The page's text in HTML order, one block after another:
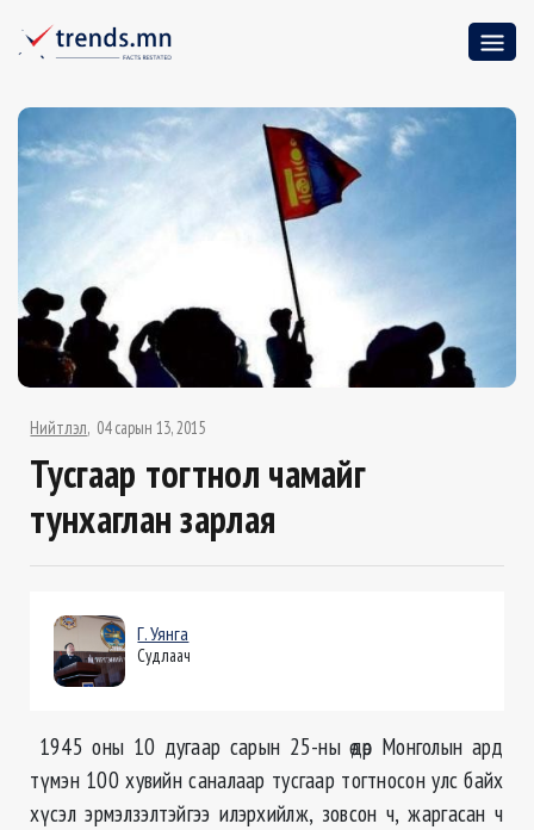
Нийтлэл 04 сарын 13, 2015
Тусгаар тогтнол чамайг
тунхаглан зарлая
Г. Уянга
Судлаач
1945 оны 10 дугаар сарын 25-ны өдөр Монголын ард
түмэн 100 хувийн саналаар тусгаар тогтносон улс байх
хүсэл эрмэлзэлтэйгээ илэрхийлж, зовсон ч, жаргасан ч